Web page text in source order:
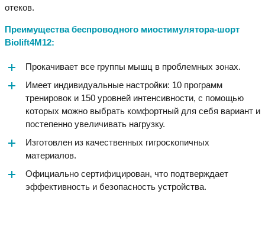
отеков.
Преимущества беспроводного миостимулятора-шорт
Biolift4M12:
Прокачивает все группы мышц в проблемных зонах.
Имеет индивидуальные настройки: 10 программ
тренировок и 150 уровней интенсивности, с помощью
которых можно выбрать комфортный для себя вариант и
постепенно увеличивать нагрузку.
Изготовлен из качественных гигроскопичных
материалов.
Официально сертифицирован, что подтверждает
эффективность и безопасность устройства.